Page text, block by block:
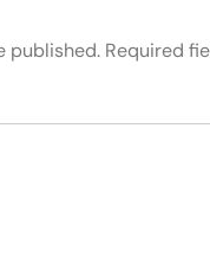
published. Required